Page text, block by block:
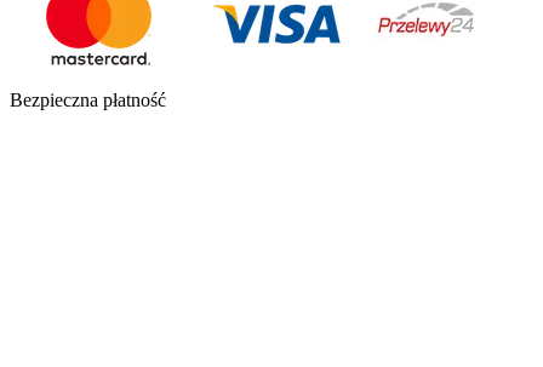
Bezpieczna płatność